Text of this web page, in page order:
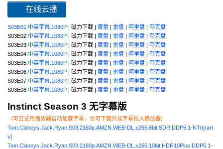
在线云播
S03E01.中英字幕.1080P | 磁力下载 | 度盘 | 雷盘 | 阿里盘 | 夸克盘
S03E02. 中英字幕.1080P | 磁力下载 | 度盘 | 雷盘 | 阿里盘 | 夸克盘
S03E03. 中英字幕.1080P | 磁力下载 | 度盘 | 雷盘 | 阿里盘 | 夸克盘
S03E04. 中英字幕.1080P | 磁力下载 | 度盘 | 雷盘 | 阿里盘 | 夸克盘
S03E05. 中英字幕.1080P | 磁力下载 | 度盘 | 雷盘 | 阿里盘 | 夸克盘
S03E06. 中英字幕.1080P | 磁力下载 | 度盘 | 雷盘 | 阿里盘 | 夸克盘
S03E07. 中英字幕.1080P | 磁力下载 | 度盘 | 雷盘 | 阿里盘 | 夸克盘
S03E08. 中英字幕.1080P | 磁力下载 | 度盘 | 雷盘 | 阿里盘 | 夸克盘
Instinct Season 3 无字幕版
（可尝试用播放器自动加载字幕，也可下载外挂字幕拖入播放器）
Tom.Clancys.Jack.Ryan.S03.2160p.AMZN.WEB-DL.x265.8bit.SDR.DDP5.1-NTb[rart
v]
Tom.Clancys.Jack.Ryan.S03.2160p.AMZN.WEB-DL.x265.10bit.HDR10Plus.DDP5.1-